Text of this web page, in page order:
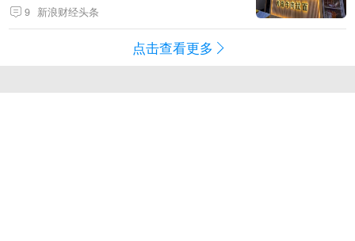
9 新浪财经头条
点击查看更多